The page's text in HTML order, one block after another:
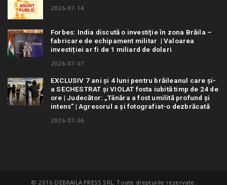
2026-07-14
Forbes: India discută o investiție în zona Brăila –
fabricare de echipament militar | Valoarea
investiției ar fi de 1 miliard de dolari
2026-07-07
EXCLUSIV 7 ani și 4 luni pentru brăileanul care și-
a SECHESTRAT și VIOLAT fosta iubită timp de 24 de
ore | Judecător: „Tânăra a fost umilită profund și
intens” | Agresorul a și fotografiat-o dezbrăcată
2026-07-06
© 2016 DEBRAILA PRESS SRL. Toate drepturile rezervate.